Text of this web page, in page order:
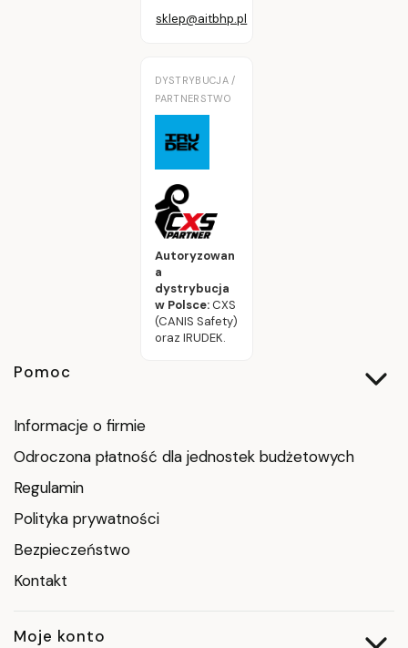
sklep@aitbhp.pl
DYSTRYBUCJA /
PARTNERSTWO
Autoryzowan
a
dystrybucja
w Polsce:CXS
(CANIS Safety)
oraz IRUDEK.
Linki w stopce
Pomoc
Informacje o firmie
Odroczona płatność dla jednostek budżetowych
Regulamin
Polityka prywatności
Bezpieczeństwo
Kontakt
Moje konto